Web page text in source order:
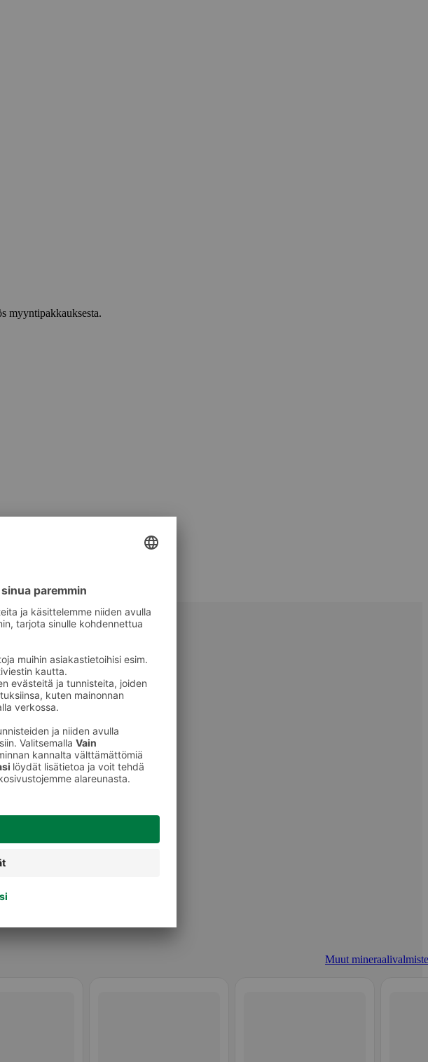
myyntipakkauksesta.
Muut